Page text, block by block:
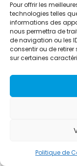
Pour offrir les
technologies telles
informations des
nous permettra de
de navigation ou les
consentir ou de
sur certaines
Politique de
Alternative Média
relations publiques
pilote des
grâce à